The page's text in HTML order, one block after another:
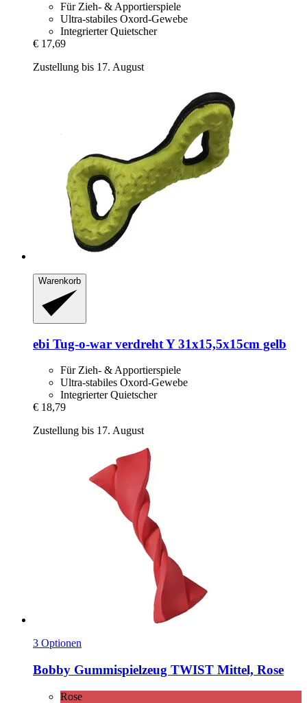
Für Zieh- & Apportierspiele
Ultra-stabiles Oxord-Gewebe
Integrierter Quietscher
€ 17,69
Zustellung bis 17. August
Warenkorb
ebi Tug-​o-​war verdreht Y 31x15,5x15cm gelb
Für Zieh- & Apportierspiele
Ultra-stabiles Oxord-Gewebe
Integrierter Quietscher
€ 18,79
Zustellung bis 17. August
3 Optionen
Bobby Gummispielzeug TWIST Mittel, Rose
Rose